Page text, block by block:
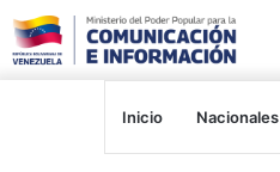
Inicio Nacionales